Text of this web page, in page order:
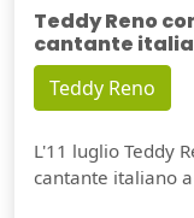
Teddy Reno
cantante
Teddy Reno
L'11 luglio Teddy
cantante italiano